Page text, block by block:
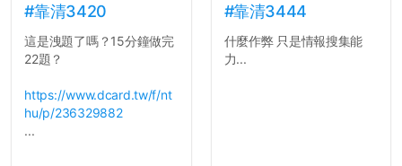
#靠清3420
這是洩題了嗎？15分鐘做完
22題？
https://www.dcard.tw/f/nt
hu/p/236329882
...
#靠清3444
什麼作弊 只是情報搜集能
力...